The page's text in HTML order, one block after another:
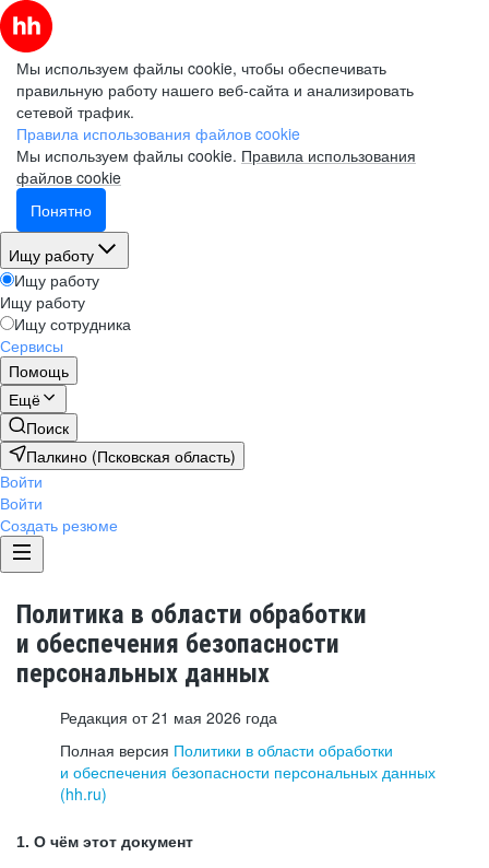
Мы используем файлы cookie, чтобы обеспечивать
правильную работу нашего веб-сайта и анализировать
сетевой трафик.
Правила использования файлов cookie
Мы используем файлы cookie. Правила использования
файлов cookie
Понятно
Ищу работу
Ищу работу
Ищу работу
Ищу сотрудника
Сервисы
Помощь
Ещё
Поиск
Палкино (Псковская область)
Войти
Войти
Создать резюме
Политика в области обработки
и обеспечения безопасности
персональных данных
Редакция от 21 мая 2026 года
Полная версия Политики в области обработки
и обеспечения безопасности персональных данных
(hh.ru)
1. О чём этот документ